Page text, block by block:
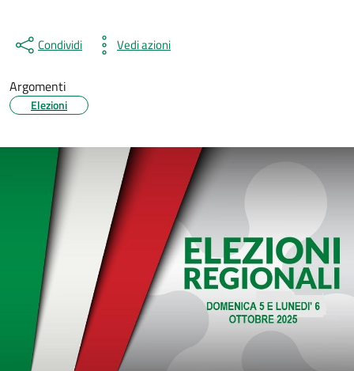
Condividi Vedi azioni
Argomenti
Elezioni